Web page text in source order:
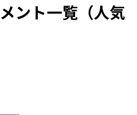
ント一覧（人気